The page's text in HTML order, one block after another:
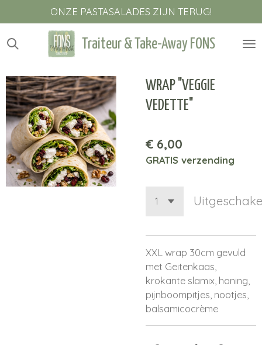
direct
naar
Traiteur & Take-Away FONS
ONZE PASTASALADES ZIJN TERUG!
WRAP "VEGGIE
VEDETTE"
€ 6,00
GRATIS verzending
XXL wrap 30cm gevuld
met Geitenkaas,
krokante slamix, honing,
pijnboompitjes, nootjes,
balsamicocrème